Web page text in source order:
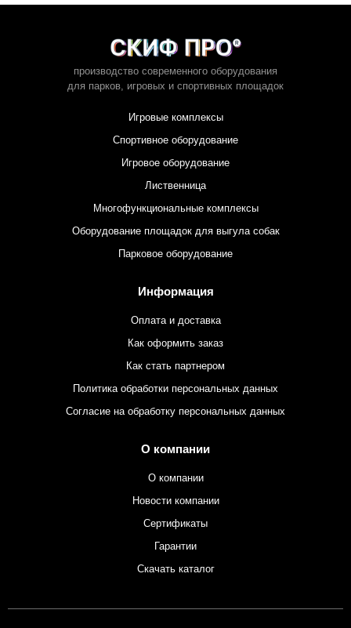
производство современного оборудования
для парков, игровых и спортивных площадок
Игровые комплексы
Спортивное оборудование
Игровое оборудование
Лиственница
Многофункциональные комплексы
Оборудование площадок для выгула собак
Парковое оборудование
Информация
Оплата и доставка
Как оформить заказ
Как стать партнером
Политика обработки персональных данных
Согласие на обработку персональных данных
О компании
О компании
Новости компании
Сертификаты
Гарантии
Скачать каталог